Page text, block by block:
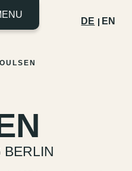
DE EN
BERLIN